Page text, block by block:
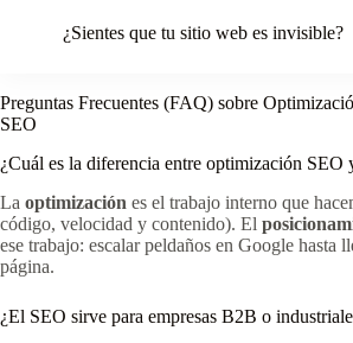
¿Sientes que tu sitio web es invisible?
Preguntas Frecuentes (FAQ) sobre
SEO
¿Cuál es la diferencia entre optimización SEO
La optimización es el trabajo interno que
código, velocidad y contenido). El
ese trabajo: escalar peldaños en Google hasta
página.
¿El SEO sirve para empresas B2B o